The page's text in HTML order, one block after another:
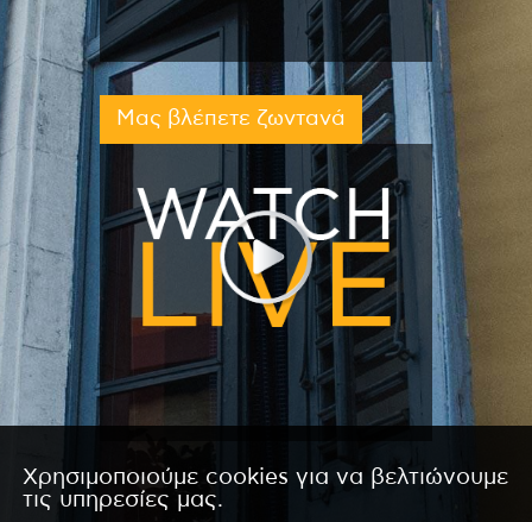
Μας βλέπετε ζωντανά
Χρησιμοποιούμε cookies για να βελτιώνουμε
τις υπηρεσίες μας.